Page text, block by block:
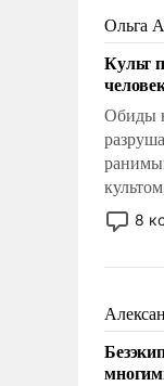
Ольга
Культ
Обиды
на
8